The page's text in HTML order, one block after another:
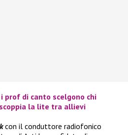
i prof di canto scelgono chi
la lite tra allievi
con il conduttore radiofonico